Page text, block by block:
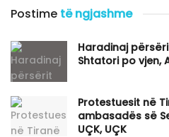
Postime të ngjashme
Haradinaj
Shtatori po vjen,
Protestuesit në
ambasadës së
UÇK, UÇK